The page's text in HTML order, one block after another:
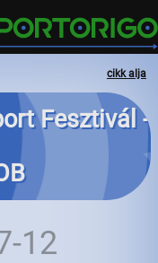
cikk alja
Fesztivál -
12